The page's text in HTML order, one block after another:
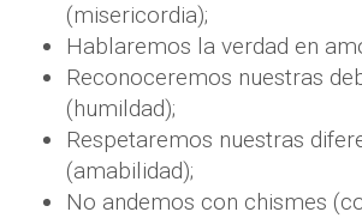
(misericordia);
Hablaremos la verdad en
Reconoceremos nuestras
(humildad);
Respetaremos nuestras
(amabilidad);
No andemos con chismes